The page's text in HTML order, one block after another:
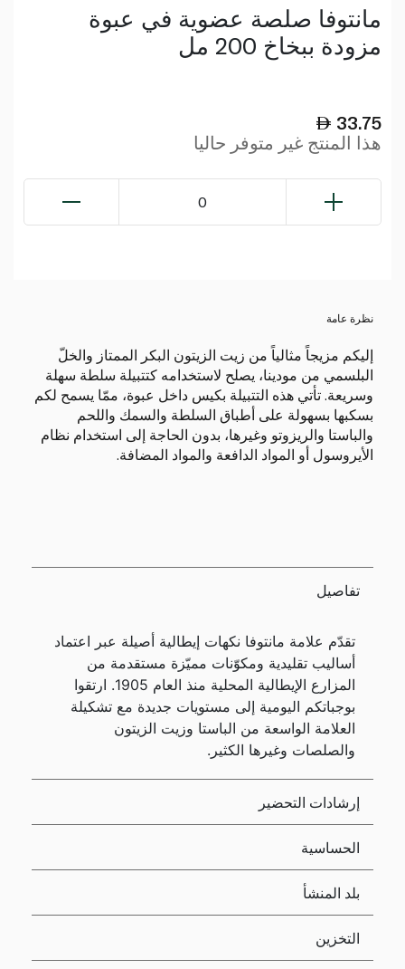
مانتوفا صلصة عضوية في عبوة
مزودة ببخاخ 200 مل
33.75
هذا المنتج غير متوفر حاليا
0
نظرة عامة
إليكم مزيجاً مثالياً من زيت الزيتون البكر الممتاز والخلّ
البلسمي من مودينا، يصلح لاستخدامه كتتبيلة سلطة سهلة
وسريعة. تأتي هذه التتبيلة بكيس داخل عبوة، ممّا يسمح لكم
بسكبها بسهولة على أطباق السلطة والسمك واللحم
والباستا والريزوتو وغيرها، بدون الحاجة إلى استخدام نظام
الأيروسول أو المواد الدافعة والمواد المضافة.
تفاصيل
تقدّم علامة مانتوفا نكهات إيطالية أصيلة عبر اعتماد
أساليب تقليدية ومكوّنات مميّزة مستقدمة من
المزارع الإيطالية المحلية منذ العام 1905. ارتقوا
بوجباتكم اليومية إلى مستويات جديدة مع تشكيلة
العلامة الواسعة من الباستا وزيت الزيتون
والصلصات وغيرها الكثير.
إرشادات التحضير
الحساسية
بلد المنشأ
التخزين